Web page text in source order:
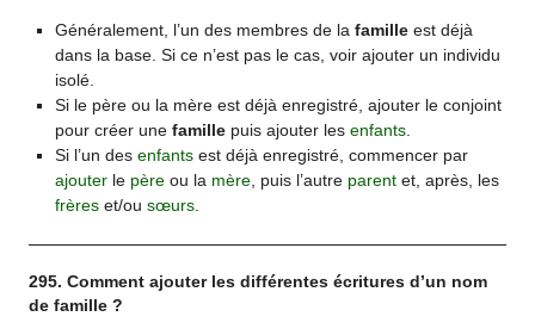
Généralement, l’un des membres de la familleest déjà
dans la base. Si ce n’est pas le cas, voir ajouter un individu
isolé.
Si le père ou la mère est déjà enregistré, ajouter le conjoint
pour créer une famillepuis ajouter les enfants.
Si l’un des enfantsest déjà enregistré, commencer par
ajouterle pèreou la mère, puis l’autre parentet, après, les
frèreset/ou sœurs.
295. Comment ajouter les différentes écritures d’un nom
de famille ?